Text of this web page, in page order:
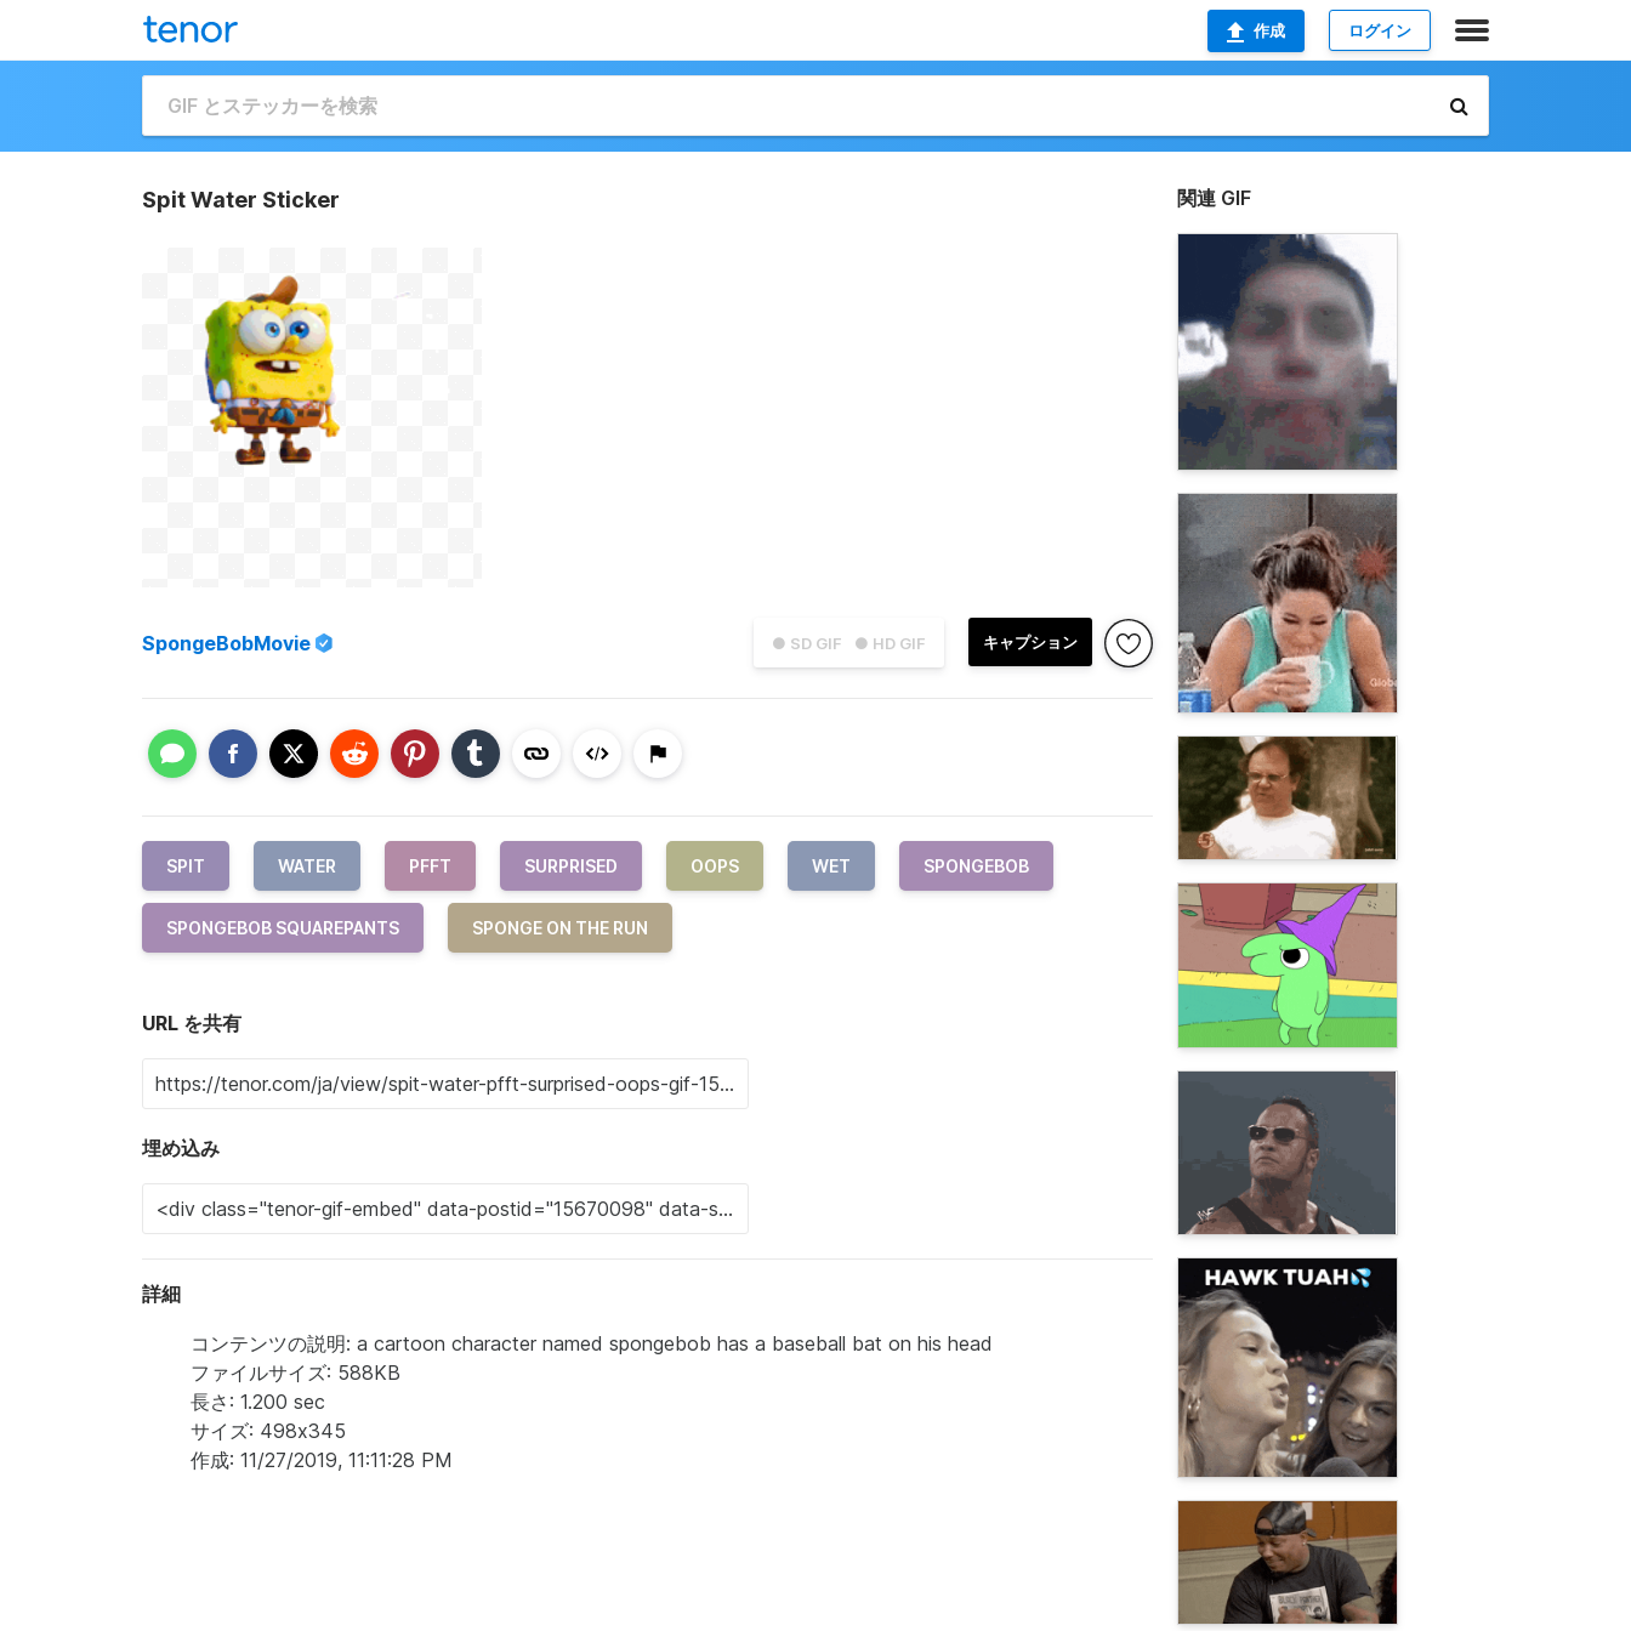
作成 ログイン
Spit Water Sticker
● SD GIF ● HD GIF キャプション
SpongeBobMovie
SPIT WATER PFFT SURPRISED OOPS WET SPONGEBOB
SPONGEBOB SQUAREPANTS SPONGE ON THE RUN
URL を共有
埋め込み
詳細
コンテンツの説明: a cartoon character named spongebob has a baseball bat on his head
ファイルサイズ: 588KB
長さ: 1.200 sec
サイズ: 498x345
作成: 11/27/2019, 11:11:28 PM
関連 GIF